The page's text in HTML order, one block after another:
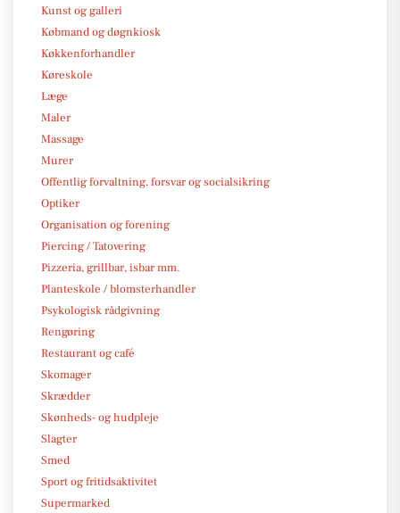
Kunst og galleri
Købmand og døgnkiosk
Køkkenforhandler
Køreskole
Læge
Maler
Massage
Murer
Offentlig forvaltning, forsvar og socialsikring
Optiker
Organisation og forening
Piercing / Tatovering
Pizzeria, grillbar, isbar mm.
Planteskole / blomsterhandler
Psykologisk rådgivning
Rengøring
Restaurant og café
Skomager
Skrædder
Skønheds- og hudpleje
Slagter
Smed
Sport og fritidsaktivitet
Supermarked